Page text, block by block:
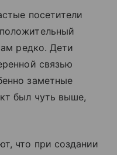
посетители
редко. Дети
связью
заметные
был чуть выше,
что при создании